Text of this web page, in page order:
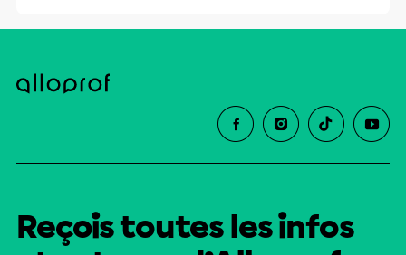
Reçois toutes les infos